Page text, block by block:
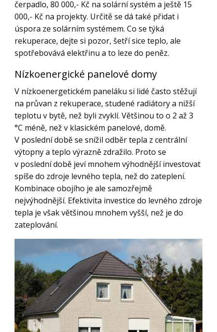
čerpadlo, 80 000,- Kč na solární systém a ještě 15
000,- Kč na projekty. Určitě se dá také přidat i
úspora ze solárním systémem. Co se týká
rekuperace, dejte si pozor, šetří sice teplo, ale
spotřebovává elektřinu a to leze do peněz.
Nízkoenergické panelové domy
V nízkoenergetickém paneláku si lidé často stěžují
na průvan z rekuperace, studené radiátory a nižší
teplotu v bytě, než byli zvyklí. Většinou to o 2 až 3
°C méně, než v klasickém panelové, domě.
V poslední době se snížil odběr tepla z centrální
výtopny a teplo výrazně zdražilo. Proto se
v poslední době jeví mnohem výhodnější investovat
spíše do zdroje levného tepla, než do zateplení.
Kombinace obojího je ale samozřejmě
nejvýhodnější. Efektivita investice do levného zdroje
tepla je však většinou mnohem vyšší, než je do
zateplování.